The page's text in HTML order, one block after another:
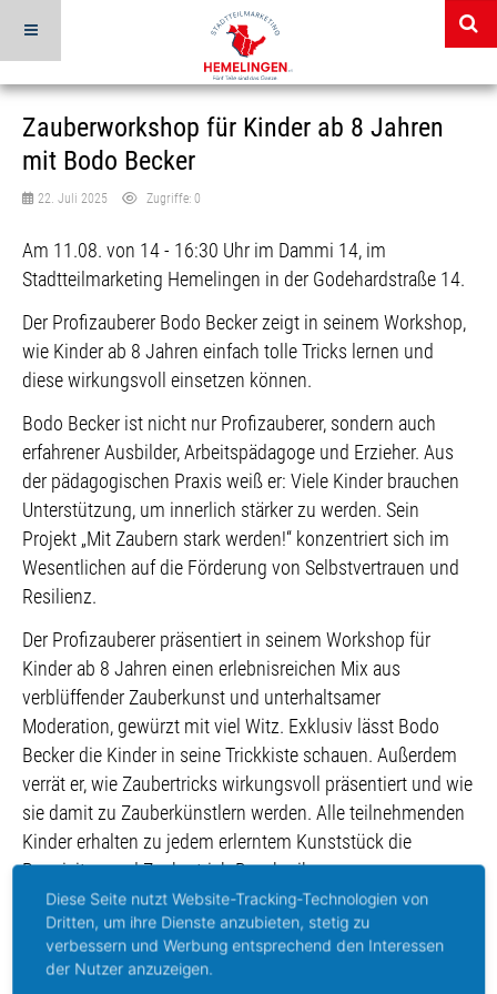
Zauberworkshop für Kinder ab 8 Jahren
mit Bodo Becker
22. Juli 2025 Zugriffe: 0
Am 11.08. von 14 - 16:30 Uhr im Dammi 14, im
Stadtteilmarketing Hemelingen in der Godehardstraße 14.
Der Profizauberer Bodo Becker zeigt in seinem Workshop,
wie Kinder ab 8 Jahren einfach tolle Tricks lernen und
diese wirkungsvoll einsetzen können.
Bodo Becker ist nicht nur Profizauberer, sondern auch
erfahrener Ausbilder, Arbeitspädagoge und Erzieher. Aus
der pädagogischen Praxis weiß er: Viele Kinder brauchen
Unterstützung, um innerlich stärker zu werden. Sein
Projekt „Mit Zaubern stark werden!“ konzentriert sich im
Wesentlichen auf die Förderung von Selbstvertrauen und
Resilienz.
Der Profizauberer präsentiert in seinem Workshop für
Kinder ab 8 Jahren einen erlebnisreichen Mix aus
verblüffender Zauberkunst und unterhaltsamer
Moderation, gewürzt mit viel Witz. Exklusiv lässt Bodo
Becker die Kinder in seine Trickkiste schauen. Außerdem
verrät er, wie Zaubertricks wirkungsvoll präsentiert und wie
sie damit zu Zauberkünstlern werden. Alle teilnehmenden
Kinder erhalten zu jedem erlerntem Kunststück die
Requisiten und Zaubertrick-Beschreibungen.
Um Anmeldung per E-Mail
tuelay.uenal@kinderundjugendvision.dewird gebeten.
Diese Seite nutzt Website-Tracking-Technologien von
Dritten, um ihre Dienste anzubieten, stetig zu
verbessern und Werbung entsprechend den Interessen
der Nutzer anzuzeigen.